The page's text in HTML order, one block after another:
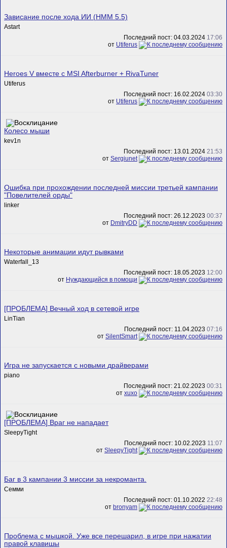
Зависание после хода ИИ (HMM 5.5)
Astart
Последний пост: 04.03.2024 17:06
от Utiferus
Heroes V вместе с MSI Afterburner + RivaTuner
Utiferus
Последний пост: 16.02.2024 03:30
от Utiferus
Колесо мыши
kev1n
Последний пост: 13.01.2024 21:53
от Sergiunet
Ошибка при прохождении последней миссии третьей кампании
"Повелителей орды"
linker
Последний пост: 26.12.2023 00:37
от DmitryDD
Некоторые анимации идут рывками
Waterfall_13
Последний пост: 18.05.2023 12:00
от Нуждающийся в помощи
[ПРОБЛЕМА] Вечный ход в сетевой игре
LinTian
Последний пост: 11.04.2023 07:16
от SilentSmart
Игра не запускается с новыми драйверами
piano
Последний пост: 21.02.2023 00:31
от xuxo
[ПРОБЛЕМА] Враг не нападает
SleepyTight
Последний пост: 10.02.2023 11:07
от SleepyTight
Баг в 3 кампании 3 миссии за некроманта.
Семми
Последний пост: 01.10.2022 22:48
от bronyam
Проблема с мышкой. Уже все перешарил, в игре при нажатии
правой клавишы